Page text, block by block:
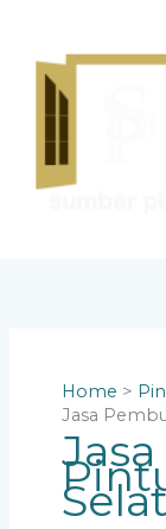
content
Home
Jasa